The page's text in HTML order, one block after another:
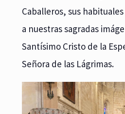
Caballeros, sus
a nuestras sagradas
Santísimo Cristo de la
Señora de las Lágrimas.